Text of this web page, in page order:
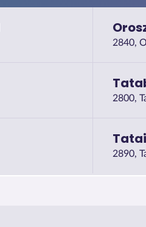
2840,
2800,
2890,